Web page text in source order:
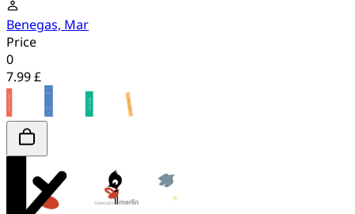
Benegas, Mar
Price
0
7.99 £